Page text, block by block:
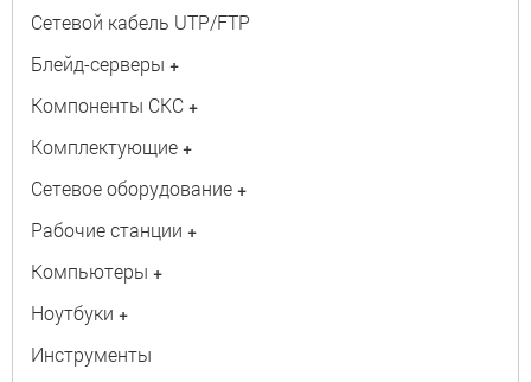
Сетевой кабель UTP/FTP
Блейд-серверы +
Компоненты СКС +
Комплектующие +
Сетевое оборудование +
Рабочие станции +
Компьютеры +
Ноутбуки +
Инструменты